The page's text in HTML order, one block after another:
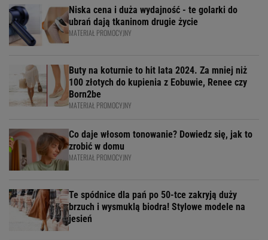
Niska cena i duża wydajność - te golarki do
ubrań dają tkaninom drugie życie
MATERIAŁ PROMOCYJNY
Buty na koturnie to hit lata 2024. Za mniej niż
100 złotych do kupienia z Eobuwie, Renee czy
Born2be
MATERIAŁ PROMOCYJNY
Co daje włosom tonowanie? Dowiedz się, jak to
zrobić w domu
MATERIAŁ PROMOCYJNY
Te spódnice dla pań po 50-tce zakryją duży
brzuch i wysmuklą biodra! Stylowe modele na
jesień